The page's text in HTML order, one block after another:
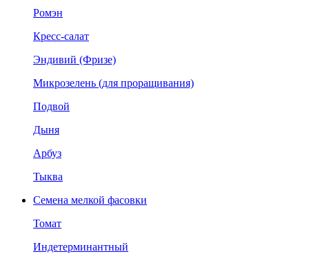
Ромэн
Кресс-салат
Эндивий (Фризе)
Микрозелень (для проращивания)
Подвой
Дыня
Арбуз
Тыква
Семена мелкой фасовки
Томат
Индетерминантный